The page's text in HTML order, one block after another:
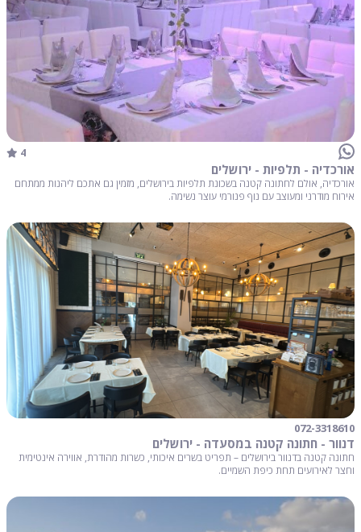
4
אורכדיה - תלפיות - ירושלים
אורכדיה, אולם לחתונה קטנה בשכונת תלפיות בירושלים, מזמין גם אתכם ליהנות ממתחם
אירוח מודרני ומעוצב עם נוף פנורמי עוצר נשימה.
072-3318610
דנוור - חתונה קטנה במסעדה - ירושלים
חתונה קטנה בדנוור בירושלים – תפריט בשרים איכותי, כשרות מהודרת, אווירה אינטימית
וחצר לאירועים תחת כיפת השמיים.